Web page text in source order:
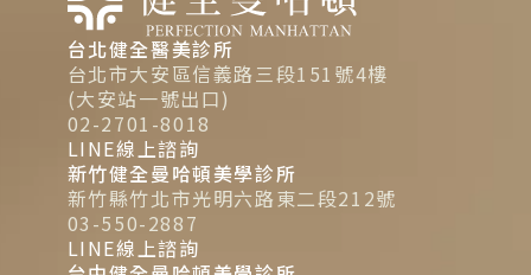
台北健全醫美診所
台北市大安區信義路三段151號4樓
(大安站一號出口)
02-2701-8018
LINE線上諮詢
新竹健全曼哈頓美學診所
新竹縣竹北市光明六路東二段212號
03-550-2887
LINE線上諮詢